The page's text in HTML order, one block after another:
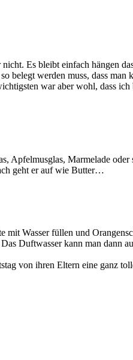
Es bleibt einfach hängen
belegt werden muss, dass
war aber wohl, dass
Marmelade
geht er auf wie Butter…
Wasser füllen und
Duftwasser kann man dann
von ihren Eltern eine ganz